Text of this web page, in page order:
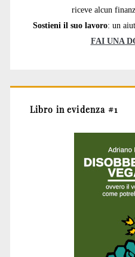
riceve alcun
Sostieni il suo lavoro: un
FAI UNA
Libro in evidenza #1